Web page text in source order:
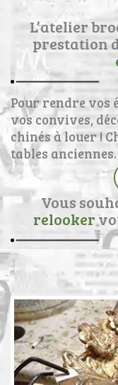
L’atelier
prestation
Pour rendre vos
vos convives,
chinés à louer !
tables
Vous
relooker